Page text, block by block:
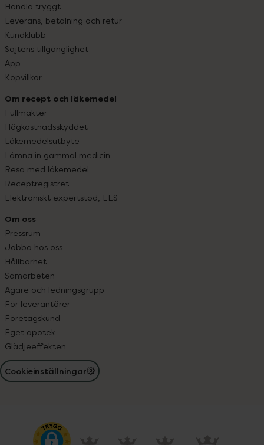
Handla tryggt
Leverans, betalning och retur
Kundklubb
Sajtens tillgänglighet
App
Köpvillkor
Om recept och läkemedel
Fullmakter
Högkostnadsskyddet
Läkemedelsutbyte
Lämna in gammal medicin
Resa med läkemedel
Receptregistret
Elektroniskt expertstöd, EES
Om oss
Pressrum
Jobba hos oss
Hållbarhet
Samarbeten
Ägare och ledningsgrupp
För leverantörer
Företagskund
Eget apotek
Glädjeeffekten
Cookieinställningar